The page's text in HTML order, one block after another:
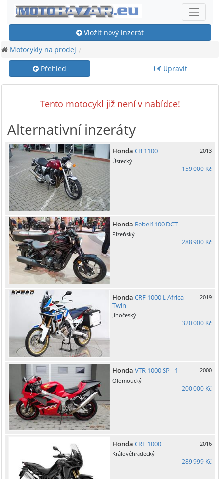
Vložit nový inzerát
Motocykly na prodej
Přehled Upravit
Tento motocykl již není v nabídce!
Alternativní inzeráty
Honda CB 1100
2013
Ústecký
159 000 Kč
Honda Rebel1100 DCT
Plzeňský
288 900 Kč
Honda CRF 1000 L Africa
Twin
2019
Jihočeský
320 000 Kč
Honda VTR 1000 SP - 1
2000
Olomoucký
200 000 Kč
Honda CRF 1000
2016
Královéhradecký
289 999 Kč